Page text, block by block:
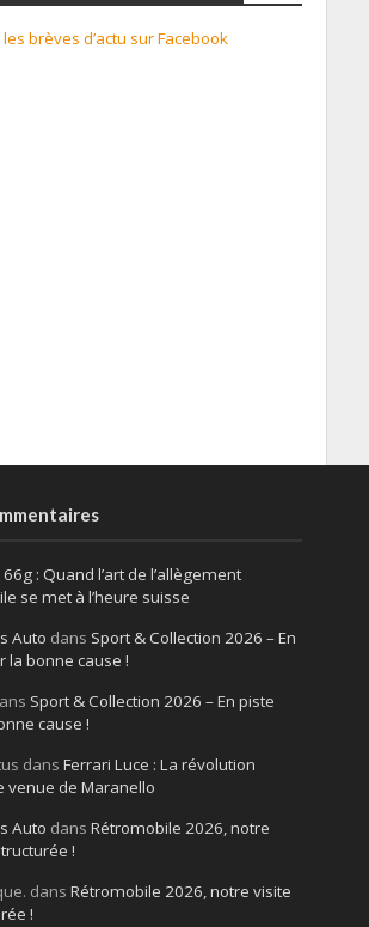
brèves d’actu sur Facebook
66g : Quand l’art de l’allègement
se met à l’heure suisse
Auto dans Sport & Collection 2026 – En
la bonne cause !
Sport & Collection 2026 – En piste
cause !
dans Ferrari Luce : La révolution
venue de Maranello
Auto dans Rétromobile 2026, notre
!
dans Rétromobile 2026, notre visite
!